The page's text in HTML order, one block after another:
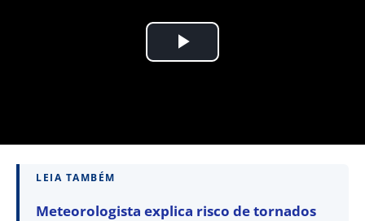
LEIA TAMBÉM
Meteorologista explica risco de tornados